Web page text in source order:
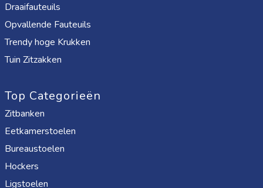
Draaifauteuils
Opvallende Fauteuils
Trendy hoge Krukken
Tuin Zitzakken
Top Categorieën
Zitbanken
Eetkamerstoelen
Bureaustoelen
Hockers
Ligstoelen